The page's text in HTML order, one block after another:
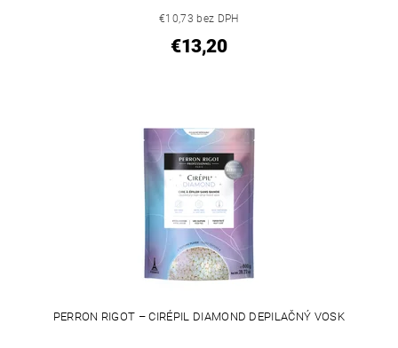
€10,73 bez DPH
€13,20
PERRON RIGOT – CIRÉPIL DIAMOND DEPILAČNÝ VOSK